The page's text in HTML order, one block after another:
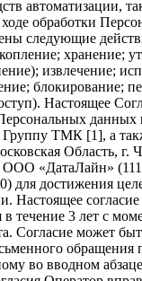
автоматизации,
обработки
следующие
хранение;
извлечение;
блокирование;
Настоящее
Группу ТМК [1], а
Область, г.
«ДатаЛайн»
для достижения
Настоящее согласие
в течение 3 лет с
Согласие может
обращения
во вводном